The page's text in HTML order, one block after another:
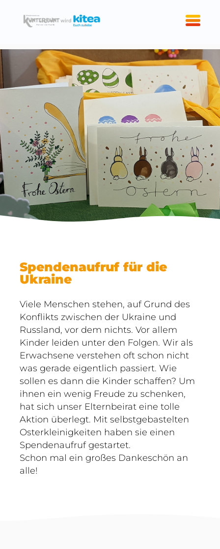
Spendenaufruf für die
Ukraine
Viele Menschen stehen, auf Grund des
Konflikts zwischen der Ukraine und
Russland, vor dem nichts. Vor allem
Kinder leiden unter den Folgen. Wir als
Erwachsene verstehen oft schon nicht
was gerade eigentlich passiert. Wie
sollen es dann die Kinder schaffen? Um
ihnen ein wenig Freude zu schenken,
hat sich unser Elternbeirat eine tolle
Aktion überlegt. Mit selbstgebastelten
Osterkleinigkeiten haben sie einen
Spendenaufruf gestartet.
Schon mal ein großes Dankeschön an
alle!